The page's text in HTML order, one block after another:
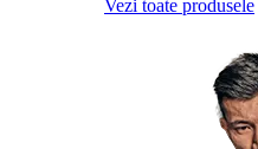
Vezi toate produsele